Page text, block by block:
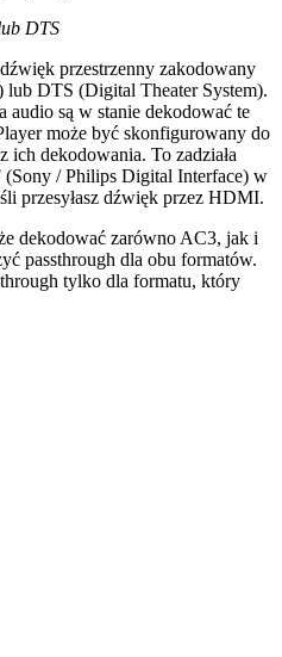
DTS
przestrzenny zakodowany
DTS (Digital Theater System).
audio są w stanie dekodować te
może być skonfigurowany do
ich dekodowania. To zadziała
(Sony / Philips Digital Interface) w
przesyłasz dźwięk przez HDMI.
dekodować zarówno AC3, jak i
passthrough dla obu formatów.
tylko dla formatu, który